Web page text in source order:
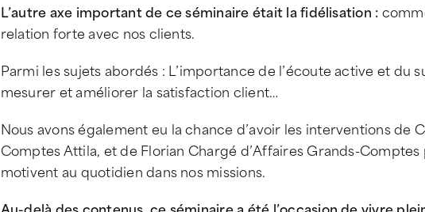
L’autre axe important de ce séminaire était la fidélisation :
relation forte avec nos clients.
Parmi les sujets abordés : L’importance de l’écoute active et du
mesurer et améliorer la satisfaction client…
Nous avons également eu la chance d’avoir les interventions de
Comptes Attila, et de Florian Chargé d’Affaires Grands-
motivent au quotidien dans nos missions.